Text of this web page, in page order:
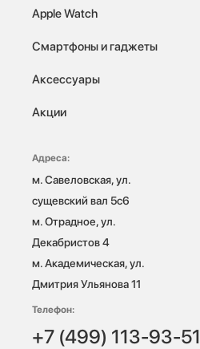
Apple Watch
Смартфоны и гаджеты
Аксессуары
Акции
Адреса:
м. Савеловская, ул.
сущевский вал 5с6
м. Отрадное, ул.
Декабристов 4
м. Академическая, ул.
Дмитрия Ульянова 11
Телефон:
+7 (499) 113-93-51